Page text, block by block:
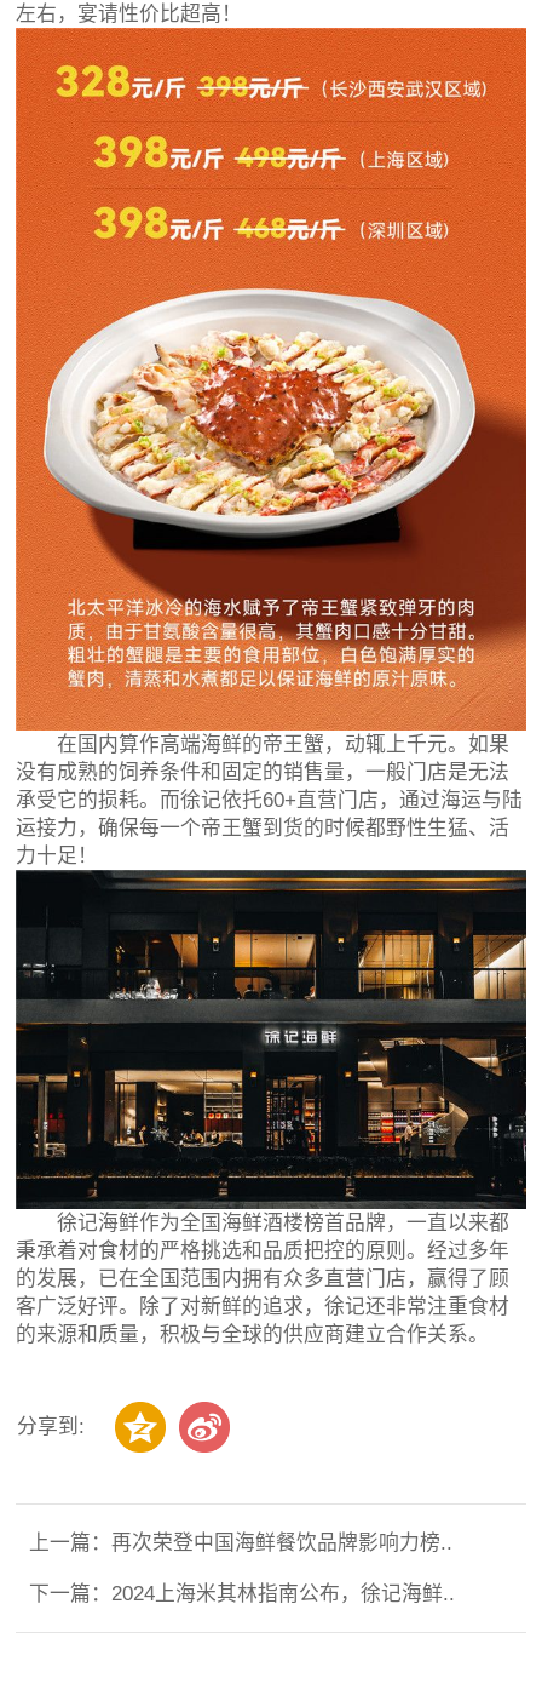
左右，宴请性价比超高！
在国内算作高端海鲜的帝王蟹，动辄上千元。如果
没有成熟的饲养条件和固定的销售量，一般门店是无法
承受它的损耗。而徐记依托60+直营门店，通过海运与陆
运接力，确保每一个帝王蟹到货的时候都野性生猛、活
力十足！
徐记海鲜作为全国海鲜酒楼榜首品牌，一直以来都
秉承着对食材的严格挑选和品质把控的原则。经过多年
的发展，已在全国范围内拥有众多直营门店，赢得了顾
客广泛好评。除了对新鲜的追求，徐记还非常注重食材
的来源和质量，积极与全球的供应商建立合作关系。
分享到:
上一篇： 再次荣登中国海鲜餐饮品牌影响力榜..
下一篇： 2024上海米其林指南公布，徐记海鲜..